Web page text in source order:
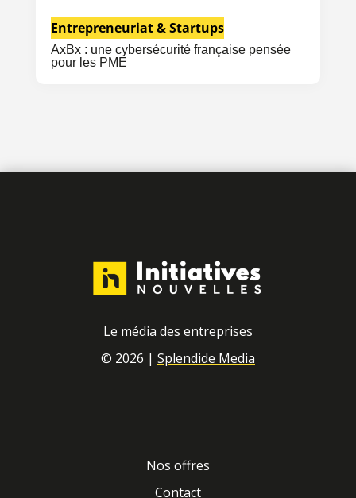
AxBx : une cybersécurité française pensée
pour les PME
Entrepreneuriat & Startups
Le média des entreprises
© 2026 | Splendide Media
Nos offres
Contact